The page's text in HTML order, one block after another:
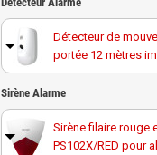
Détecteur de
portée 12 mètres
Détecteur rideau
15 mètres angle
Détecteur de
Sirène Alarme
Sirène filaire rouge
PS102X/RED pour